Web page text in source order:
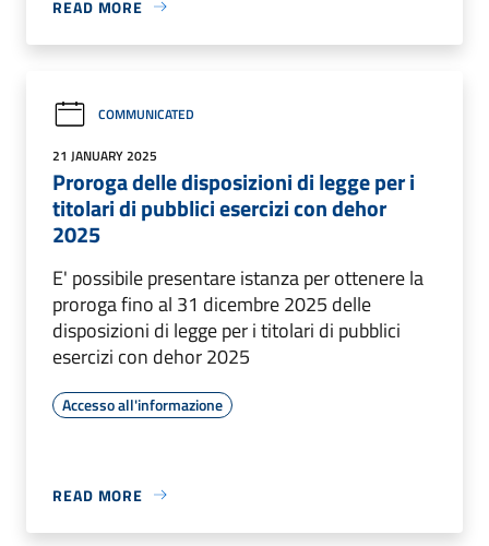
READ MORE
COMMUNICATED
21 JANUARY 2025
Proroga delle disposizioni di legge per i
titolari di pubblici esercizi con dehor
2025
E' possibile presentare istanza per ottenere la
proroga fino al 31 dicembre 2025 delle
disposizioni di legge per i titolari di pubblici
esercizi con dehor 2025
Accesso all'informazione
READ MORE